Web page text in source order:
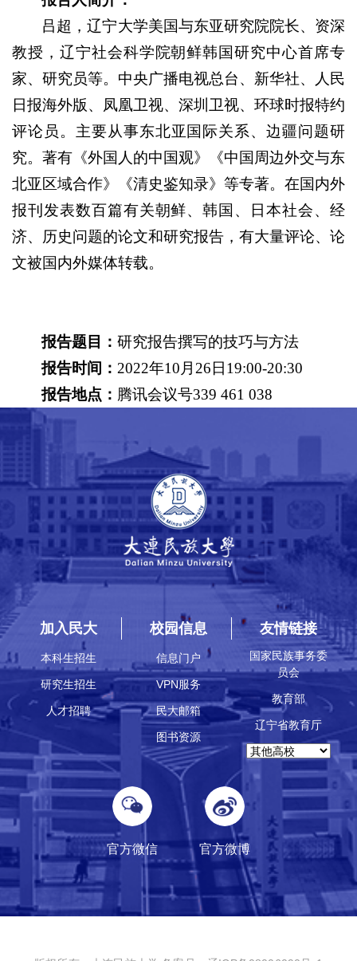
吕超，辽宁大学美国与东亚研究院院长、资深
教授，辽宁社会科学院朝鲜韩国研究中心首席专
家、研究员等。中央广播电视总台、新华社、人民
日报海外版、凤凰卫视、深圳卫视、环球时报特约
评论员。 主要从事东北亚国际关系、边疆问题研
究。著有《外国人的中国观》《中国周边外交与东
北亚区域合作》《清史鉴知录》等专著。在国内外
报刊发表数百篇有关朝鲜、韩国、日本社会、经
济、历史问题的论文和研究报告，有大量评论、论
文被国内外媒体转载。
报告题目：研究报告撰写的技巧与方法
报告时间： 2022年10月26日19:00-20:30
报告地点： 腾讯会议号339 461 038
加入民大
本科生招生
研究生招生
人才招聘
校园信息
信息门户
VPN服务
民大邮箱
图书资源
友情链接
国家民族事务委
员会
教育部
辽宁省教育厅
官方微信 官方微博